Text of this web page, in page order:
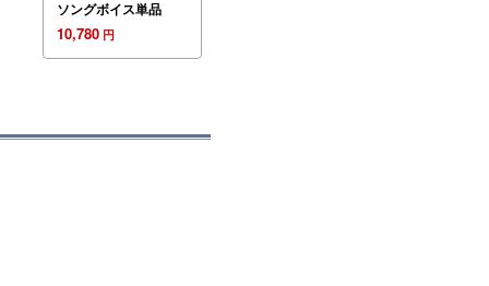
ソングボイス単品
10,780 円